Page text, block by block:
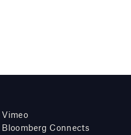
Vimeo
Bloomberg Connects